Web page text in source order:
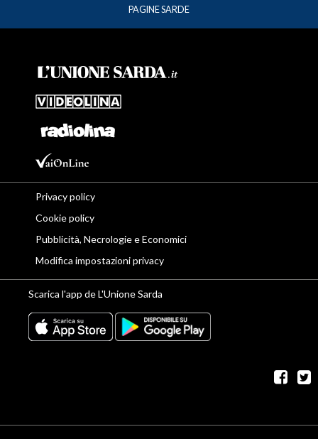
PAGINE SARDE
Privacy policy
Cookie policy
Pubblicità, Necrologie e Economici
Modifica impostazioni privacy
Scarica l'app de L'Unione Sarda